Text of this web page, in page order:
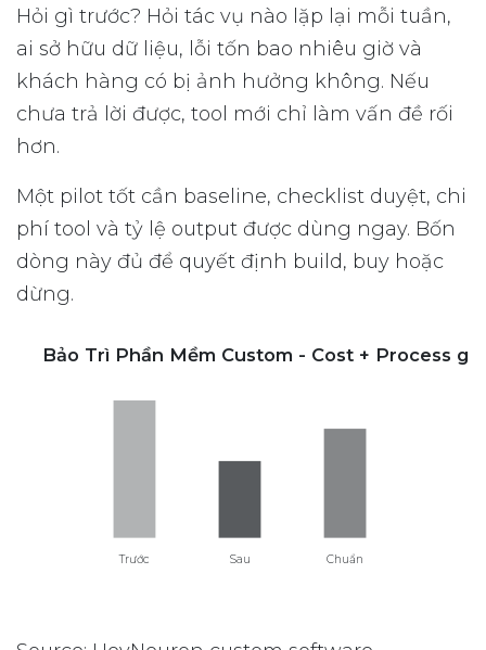
Hỏi gì trước? Hỏi tác vụ nào lặp lại mỗi tuần,
ai sở hữu dữ liệu, lỗi tốn bao nhiêu giờ và
khách hàng có bị ảnh hưởng không. Nếu
chưa trả lời được, tool mới chỉ làm vấn đề rối
hơn.
Một pilot tốt cần baseline, checklist duyệt, chi
phí tool và tỷ lệ output được dùng ngay. Bốn
dòng này đủ để quyết định build, buy hoặc
dừng.
Bảo Trì Phần Mềm Custom - Cost + Process
Trước Sau Chuẩn